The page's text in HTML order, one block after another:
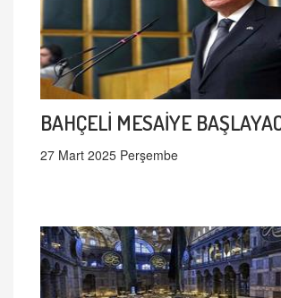
BAHÇELİ MESAİYE
27 Mart 2025 Perşembe